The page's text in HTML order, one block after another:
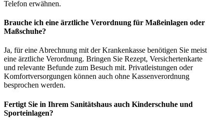
Telefon erwähnen.
Brauche ich eine ärztliche Verordnung für Maßeinlagen oder
Maßschuhe?
Ja, für eine Abrechnung mit der Krankenkasse benötigen Sie meist
eine ärztliche Verordnung. Bringen Sie Rezept, Versichertenkarte
und relevante Befunde zum Besuch mit. Privatleistungen oder
Komfortversorgungen können auch ohne Kassenverordnung
besprochen werden.
Fertigt Sie in Ihrem Sanitätshaus auch Kinderschuhe und
Sporteinlagen?